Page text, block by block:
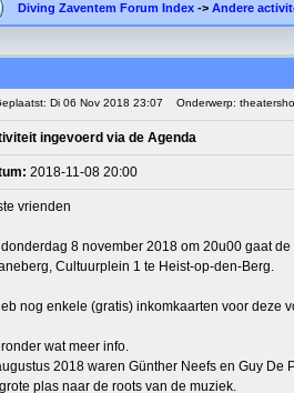
Diving Zaventem Forum Index -> Andere
Di 06 Nov 2018 23:07 Onderwerp:
ingevoerd via de Agenda
2018-11-08 20:00
vrienden
8 november 2018 om 20u00 gaat
Cultuurplein 1 te Heist-op-den-Berg.
nog enkele (gratis) inkomkaarten voor
wat meer info.
2018 waren Günther Neefs en Guy
plas naar de roots van de muziek.